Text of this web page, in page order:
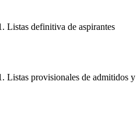
Listas definitiva de aspirantes
Listas provisionales de admitidos y